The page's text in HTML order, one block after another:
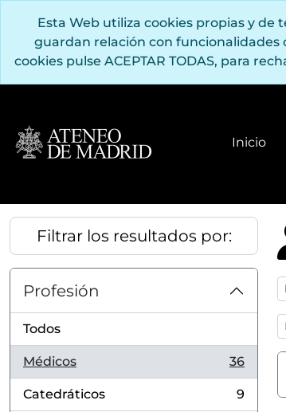
Esta Web utiliza cookies propias y de
guardan relación con funcionalidades
cookies pulse ACEPTAR TODAS, para
Inicio
Filtrar los resultados por:
Profesión
Todos
Médicos
, 36 resultados
36
Catedráticos
, 9 resultados
9